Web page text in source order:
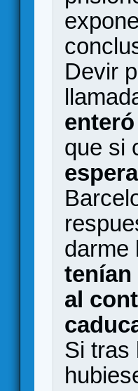
Devir
que si
darme
tenían
al
Si tras